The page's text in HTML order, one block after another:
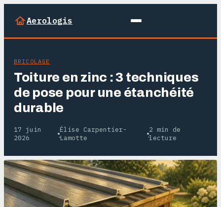
Aerologis
BRICOLAGE
Toiture en zinc : 3 techniques
de pose pour une étanchéité
durable
17 juin
2026
·
Élise Carpentier-
Lamotte
·
2 min de
lecture